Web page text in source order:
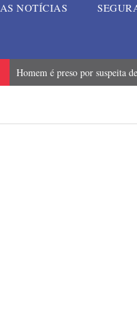
NOTÍCIAS
Homem é preso por suspeita